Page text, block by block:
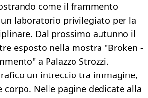
come il frammento
laboratorio privilegiato per la
Dal prossimo autunno il
esposto nella mostra "Broken -
a Palazzo Strozzi.
un intreccio tra immagine,
corpo. Nelle pagine dedicate alla